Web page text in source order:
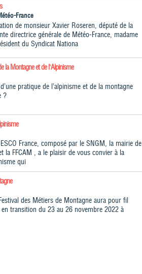
France
de monsieur Xavier Roseren, député de la
directrice générale de Météo-France, madame
du Syndicat Nationa
la Montagne et de l'Alpinisme
pratique de l’alpinisme et de la montagne
?
France, composé par le SNGM, la mairie de
la FFCAM , a le plaisir de vous convier à la
qui
des Métiers de Montagne aura pour fil
transition du 23 au 26 novembre 2022 à